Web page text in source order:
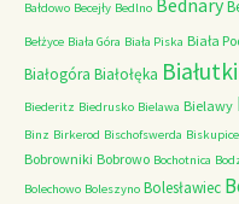
Bałdowo Becejły Bedlno Bednary
Bełżyce Biała Góra Biała Piska Biała
Białogóra Białołęka Białutki
Biederitz Biedrusko Bielawa Bielawy
Binz Birkerod Bischofswerda Biskupice
Bobrowniki Bobrowo Bochotnica
Bolechowo Boleszyno Bolesławiec